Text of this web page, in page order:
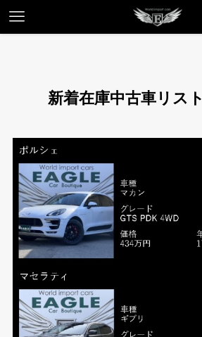
新着在庫中古車リスト